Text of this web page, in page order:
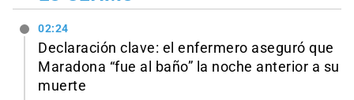
02:24
Declaración clave: el enfermero aseguró que
Maradona “fue al baño” la noche anterior a su
muerte